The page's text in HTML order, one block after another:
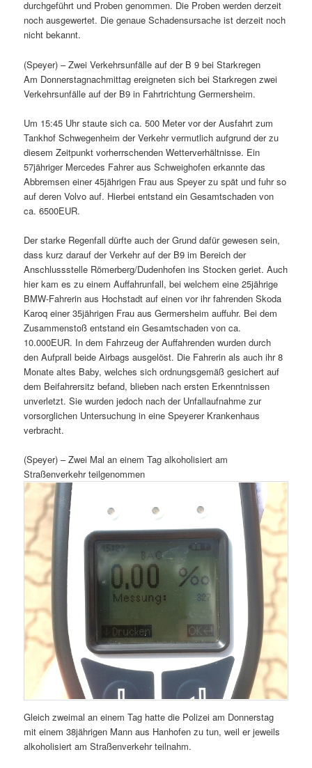
durchgeführt und Proben genommen. Die Proben werden derzeit
noch ausgewertet. Die genaue Schadensursache ist derzeit noch
nicht bekannt.
(Speyer) – Zwei Verkehrsunfälle auf der B 9 bei Starkregen
Am Donnerstagnachmittag ereigneten sich bei Starkregen zwei
Verkehrsunfälle auf der B9 in Fahrtrichtung Germersheim.
Um 15:45 Uhr staute sich ca. 500 Meter vor der Ausfahrt zum
Tankhof Schwegenheim der Verkehr vermutlich aufgrund der zu
diesem Zeitpunkt vorherrschenden Wetterverhältnisse. Ein
57jähriger Mercedes Fahrer aus Schweighofen erkannte das
Abbremsen einer 45jährigen Frau aus Speyer zu spät und fuhr so
auf deren Volvo auf. Hierbei entstand ein Gesamtschaden von
ca. 6500EUR.
Der starke Regenfall dürfte auch der Grund dafür gewesen sein,
dass kurz darauf der Verkehr auf der B9 im Bereich der
Anschlussstelle Römerberg/Dudenhofen ins Stocken geriet. Auch
hier kam es zu einem Auffahrunfall, bei welchem eine 25jährige
BMW-Fahrerin aus Hochstadt auf einen vor ihr fahrenden Skoda
Karoq einer 35jährigen Frau aus Germersheim auffuhr. Bei dem
Zusammenstoß entstand ein Gesamtschaden von ca.
10.000EUR. In dem Fahrzeug der Auffahrenden wurden durch
den Aufprall beide Airbags ausgelöst. Die Fahrerin als auch ihr 8
Monate altes Baby, welches sich ordnungsgemäß gesichert auf
dem Beifahrersitz befand, blieben nach ersten Erkenntnissen
unverletzt. Sie wurden jedoch nach der Unfallaufnahme zur
vorsorglichen Untersuchung in eine Speyerer Krankenhaus
verbracht.
(Speyer) – Zwei Mal an einem Tag alkoholisiert am
Straßenverkehr teilgenommen
Gleich zweimal an einem Tag hatte die Polizei am Donnerstag
mit einem 38jährigen Mann aus Hanhofen zu tun, weil er jeweils
alkoholisiert am Straßenverkehr teilnahm.